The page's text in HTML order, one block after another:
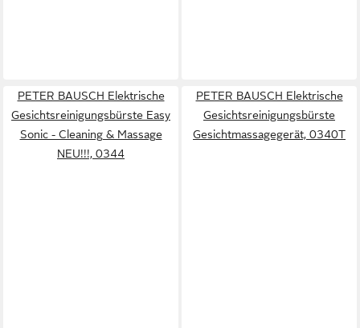
PETER BAUSCH Elektrische
Gesichtsreinigungsbürste Easy
Sonic - Cleaning & Massage
NEU!!!, 0344
PETER BAUSCH Elektrische
Gesichtsreinigungsbürste
Gesichtmassagegerät, 0340T